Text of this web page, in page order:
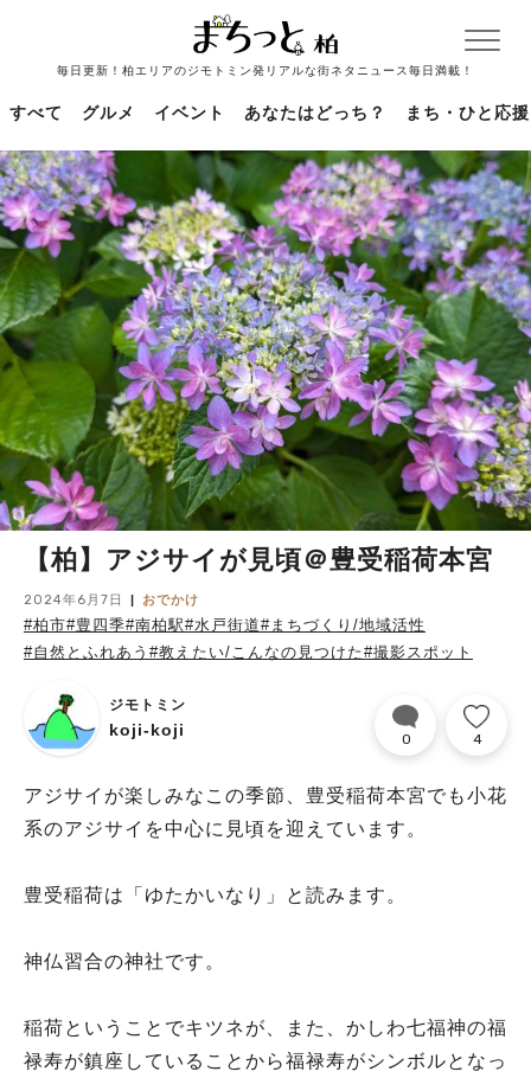
毎日更新！柏エリアのジモトミン発リアルな街ネタニュース毎日満載！
すべて グルメ イベント あなたはどっち？ まち・ひと応援
【柏】アジサイが見頃＠豊受稲荷本宮
2024年6月7日 おでかけ
#柏市#豊四季#南柏駅#水戸街道#まちづくり/地域活性
#自然とふれあう #教えたい/こんなの見つけた#撮影スポット
ジモトミン
koji-koji 0 4
アジサイが楽しみなこの季節、豊受稲荷本宮でも小花
系のアジサイを中心に見頃を迎えています。
豊受稲荷は「ゆたかいなり」と読みます。
神仏習合の神社です。
稲荷ということでキツネが、また、かしわ七福神の福
禄寿が鎮座していることから福禄寿がシンボルとなっ